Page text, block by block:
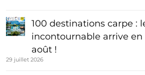
100 destinations carpe :
incontournable arrive
août !
29 juillet 2026